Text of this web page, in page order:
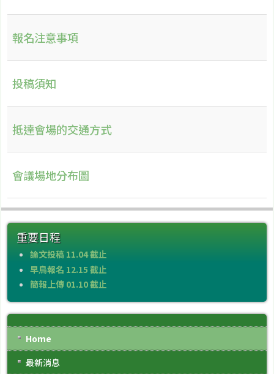
報名注意事項
投稿須知
抵達會場的交通方式
會議場地分布圖
重要日程
論文投稿 11.04 截止
早鳥報名 12.15 截止
簡報上傳 01.10 截止
Home
最新消息